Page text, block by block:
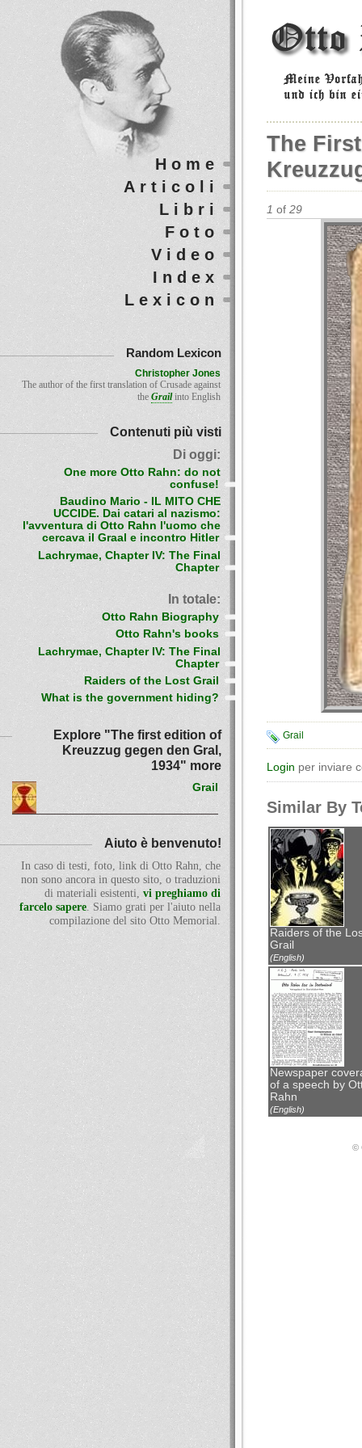
The
1 of 29
Grail
Login per inviare
Similar By
Raiders of the
Grail
(English)
Newspaper
of a speech by
Rahn
(English)
Home
Articoli
Libri
Foto
Video
Index
Lexicon
Random Lexicon
Christopher Jones
The author of the first translation of Crusade against
the Grailinto English
Contenuti più visti
Di oggi:
One more Otto Rahn: do not
confuse!
Baudino Mario - IL MITO CHE
UCCIDE. Dai catari al nazismo:
l'avventura di Otto Rahn l'uomo che
cercava il Graal e incontro Hitler
Lachrymae, Chapter IV: The Final
Chapter
In totale:
Otto Rahn Biography
Otto Rahn's books
Lachrymae, Chapter IV: The Final
Chapter
Raiders of the Lost Grail
What is the government hiding?
Explore "The first edition of
Kreuzzug gegen den Gral,
1934" more
Grail
Aiuto è benvenuto!
In caso di testi, foto, link di Otto Rahn, che
non sono ancora in questo sito, o traduzioni
di materiali esistenti, vi preghiamo di
farcelo sapere. Siamo grati per l'aiuto nella
compilazione del sito Otto Memorial.
©